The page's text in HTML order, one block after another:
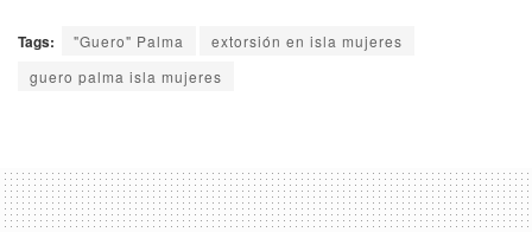
Tags: "Guero" Palma
extorsión en isla mujeres
guero palma isla mujeres